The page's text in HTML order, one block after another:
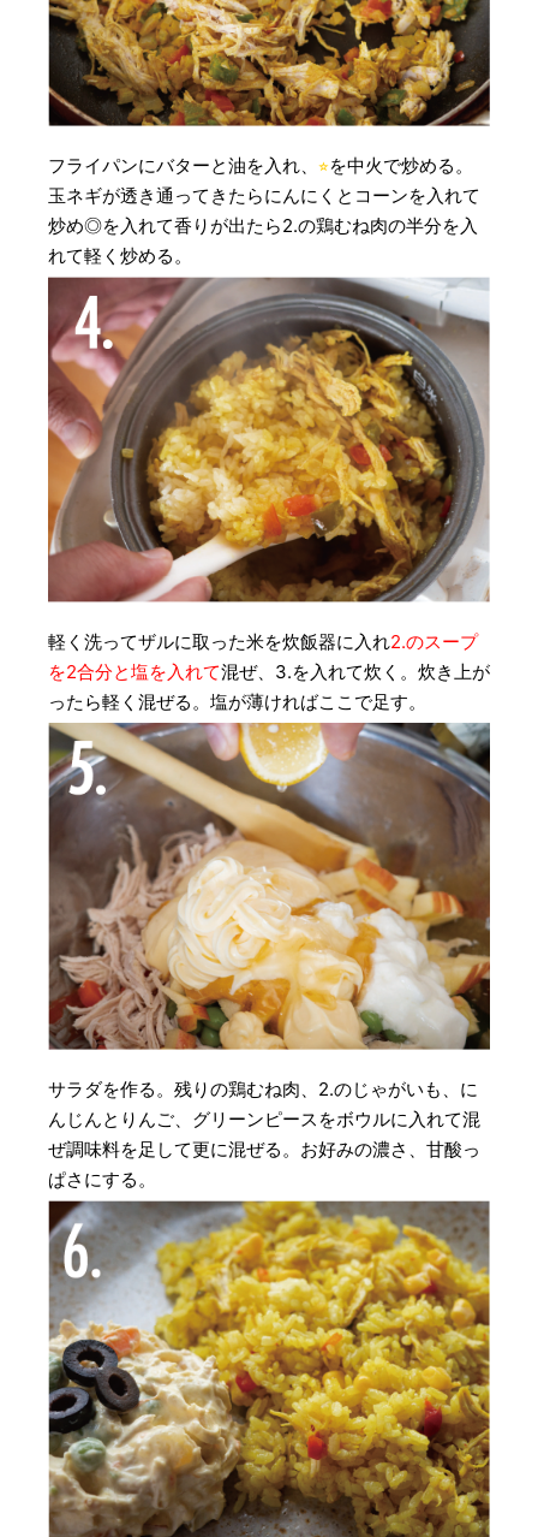
フライパンにバターと油を入れ、 ⭐︎を中火で炒める。
玉ネギが透き通ってきたらにんにくとコーンを入れて
炒め◎を入れて香りが出たら2.の鶏むね肉の半分を入
れて軽く炒める。
軽く洗ってザルに取った米を炊飯器に入れ2.のスープ
を2合分と塩を入れて混ぜ、3.を入れて炊く。炊き上が
ったら軽く混ぜる。塩が薄ければここで足す。
サラダを作る。残りの鶏むね肉、2.のじゃがいも、に
んじんとりんご、グリーンピースをボウルに入れて混
ぜ調味料を足して更に混ぜる。お好みの濃さ、甘酸っ
ぱさにする。